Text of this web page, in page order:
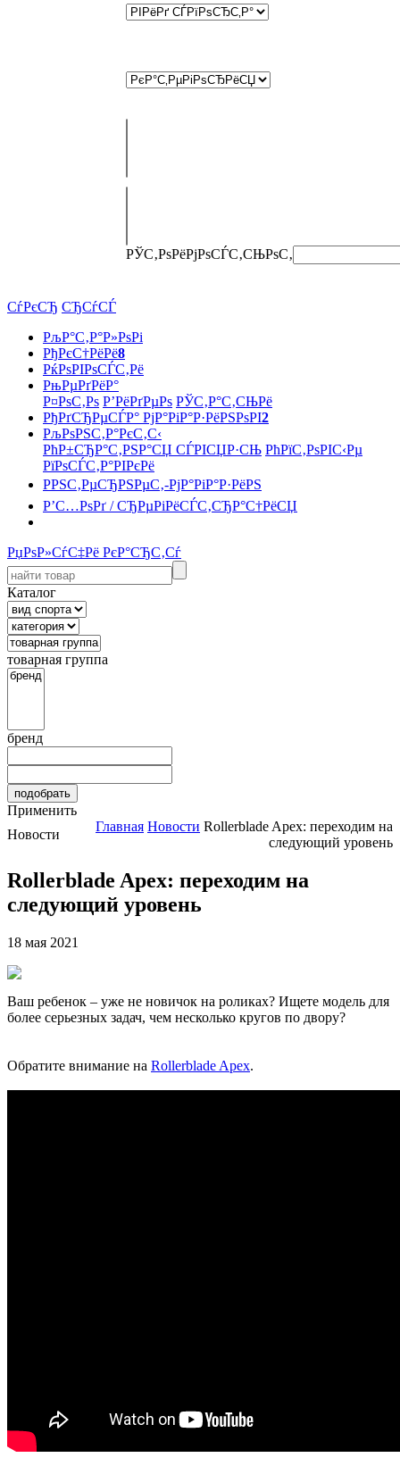
РЎС‚РѕРёРјРѕСЃС‚СЊРѕС‚
СѓРєСЂ СЂСѓСЃ
РљР°С‚Р°Р»РѕРі
РђРєС†РёРё8
РќРѕРІРѕСЃС‚Рё
РњРµРґРёР°
Р¤РѕС‚Рѕ Р’РёРґРµРѕ РЎС‚Р°С‚СЊРё
РђРґСЂРµСЃР° РјР°РіР°Р·РёРЅРѕРІ2
РљРѕРЅС‚Р°РєС‚С‹
РћР±СЂР°С‚РЅР°СЏ СЃРІСЏР·СЊ РћРїС‚РѕРІС‹Рµ
РїРѕСЃС‚Р°РІРєРё
РРЅС‚РµСЂРЅРµС‚-РјР°РіР°Р·РёРЅ
Р’С…РѕРґ / СЂРµРіРёСЃС‚СЂР°С†РёСЏ
РџРѕР»СѓС‡Рё РєР°СЂС‚Сѓ
Каталог
товарная группа
бренд
Применить
Новости
Главная Новости Rollerblade Apex: переходим на
следующий уровень
Rollerblade Apex: переходим на
следующий уровень
18 мая 2021
Ваш ребенок – уже не новичок на роликах? Ищете модель для
более серьезных задач, чем несколько кругов по двору?
Обратите внимание на Rollerblade Apex.